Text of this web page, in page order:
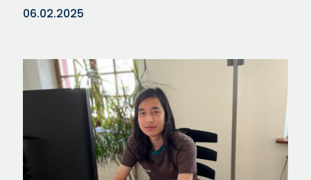
06.02.2025